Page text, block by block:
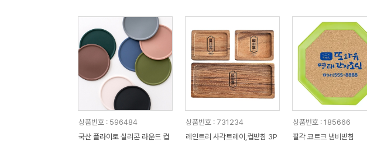
상품번호 : 596484
국산 플라이토 실리콘 라운드 컵
상품번호 : 731234
레인트리 사각트레이,컵받침 3P
상품번호 : 185666
팔각 코르크 냄비받침